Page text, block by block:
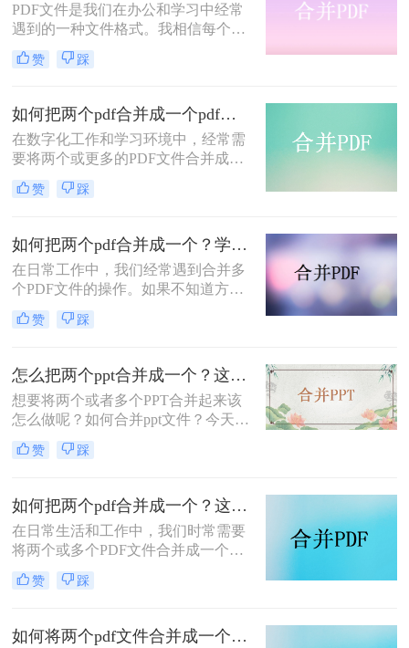
PDF文件是我们在办公和学习中经常
遇到的一种文件格式。我相信每个人
的电脑里都有很多PDF文件。有时
候，为了方便文件的整理和更好的阅
的PDF文件合并在一起。那么，如何
把多个pdf合并成一个pdf呢？下面将
分享三种简单易操作的方法。让我们
来看看。
赞 踩
如何把两个pdf合并成一个pdf文件？分享合并pdf的三个方法！
在数字化工作和学习环境中，经常需
要将两个或更多的PDF文件合并成一
个单一的文件，以方便共享、打印或
者组织资料。不论是学术论文、报告
你的文档管理更加简洁高效。本文将
指导你如何把两个pdf合并成一个pdf
文件，轻松实现PDF文件的合并。
赞 踩
如何把两个pdf合并成一个？学会这2个方法，一分钟就能搞定，太好用了！
在日常工作中，我们经常遇到合并多
个PDF文件的操作。如果不知道方法
的话操作起来会很麻烦，所以小编今
天就来给大家分享一下如何把两个pdf
pdf合并方法，适用于各种场景，值得
收集和使用。
赞 踩
怎么把两个ppt合并成一个？这二个方法教给你！
想要将两个或者多个PPT合并起来该
怎么做呢？如何合并ppt文件？今天小
编就给大家分享一个很好用的方法，
我们在办公中经常也会需要合并一些
要用到的时候就不会不知所措了，下
面来给大家详细讲讲怎么把两个ppt合
并成一个的方法吧。
赞 踩
如何把两个pdf合并成一个？这4种合并方法很好用！
在日常生活和工作中，我们时常需要
将两个或多个PDF文件合并成一个，
以便于管理、查阅和分享。那么如何
把两个pdf合并成一个呢？本文将介绍
赞 踩
如何将两个pdf文件合并成一个？这3个简便的方法，一看就会！